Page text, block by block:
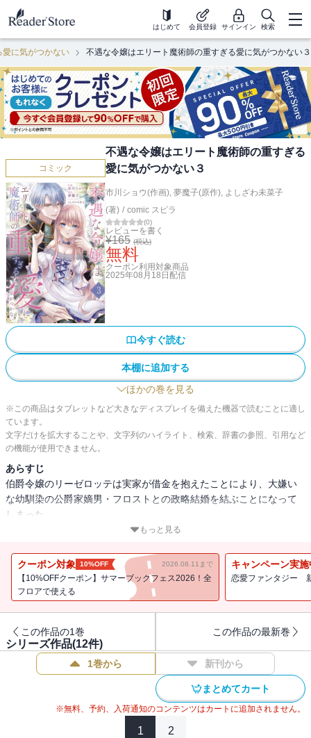
はじめて 会員登録 サインイン 検索
に気がつかない 不遇な令嬢はエリート魔術師の重すぎる愛に気がつかない３
コミック
不遇な令嬢はエリート魔術師の重すぎる
愛に気がつかない３
市川ショウ(作画), 夢魔子(原作), よしざわ未菜子
(著) / comic スピラ
(0)
レビューを書く
¥165 (税込)
無料
クーポン利用対象商品
2025年08月18日 配信
今すぐ読む
本棚に追加する
ほかの巻を見る
※この商品はタブレットなど大きなディスプレイを備えた機器で読むことに適し
ています。
文字だけを拡大することや、文字列のハイライト、検索、辞書の参照、引用など
の機能が使用できません。
あらすじ
伯爵令嬢のリーゼロッテは実家が借金を抱えたことにより、大嫌い
な幼馴染の公爵家嫡男・フロストとの政略結婚を結ぶことになって
しまった。
久しぶりのフロストとの再会―・・・、大人びた雰囲気を纏ってい
ーゼロッテに迫ってくる。耐えきれなくなったリーゼロッテはこれ
以上振り回されたくないと婚約解消と家出を決意。
そんなリーゼロッテは家出先の魔道具店で正体不明の青年・スノウ
「なぁ リーゼ お前は僕から逃げられない運命なんだよ」
幼馴染から逃げたい不遇令嬢と初恋を拗らせた執着令息の愛が重い
すれ違いラブロマンス
もっと見る
クーポン対象 10%OFF 2026.08.11まで
【10%OFFクーポン】サマーブックフェス2026！全
フロアで使える
キャンペーン実施
恋愛ファンタジー
この作品の1巻 この作品の最新巻
シリーズ作品(12件)
1巻から 新刊から
まとめてカート
※無料、予約、入荷通知のコンテンツはカートに追加されません。
1 2